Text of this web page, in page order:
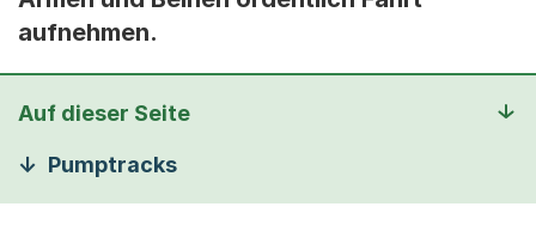
aufnehmen.
Auf dieser Seite
Pumptracks